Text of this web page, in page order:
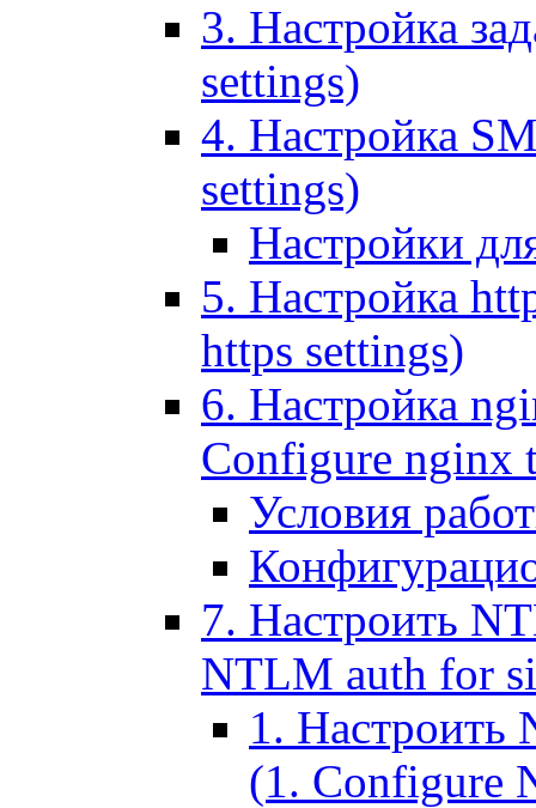
3. Настройка
settings)
4. Настройка
settings)
Настройки
5. Настройка
https settings)
6. Настройка
Configure nginx
Условия
7. Настроить
NTLM auth for
1. Настроить
(1. Configure